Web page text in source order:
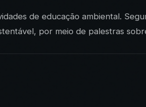
de educação ambiental.
por meio de palestras